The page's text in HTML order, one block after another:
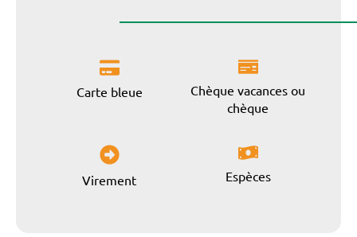
Carte bleue
Chèque vacances ou
chèque
Virement Espèces